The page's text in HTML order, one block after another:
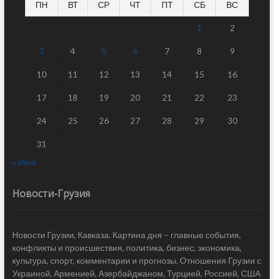
ПН ВТ СР ЧТ ПТ СБ ВС
1 2
3 4 5 6 7 8 9
10 11 12 13 14 15 16
17 18 19 20 21 22 23
24 25 26 27 28 29 30
31
« Июл
Новости-Грузия
Новости Грузии, Кавказа. Картина дня – главные события,
конфликты и происшествия, политика, бизнес, экономика,
культура, спорт, комментарии и прогнозы. Отношения Грузии с
Украиной, Арменией, Азербайджаном, Турцией, Россией, США